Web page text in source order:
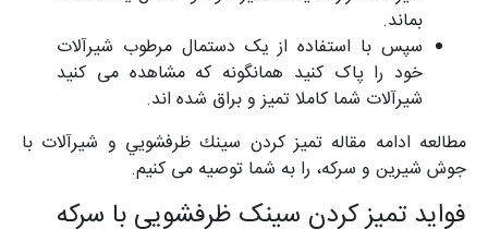
بماند.
سپس با استفاده از یک دستمال مرطوب شیرآلات
خود را پاک کنید همانگونه که مشاهده می کنید
شیرآلات شما کاملا تمیز و براق شده اند.
مطالعه ادامه مقاله تميز كردن سينك ظرفشويي و شيرآلات با
جوش شیرین و سرکه، را به شما توصیه می کنیم.
فواید تمیز کردن سینک ظرفشویی با سرکه